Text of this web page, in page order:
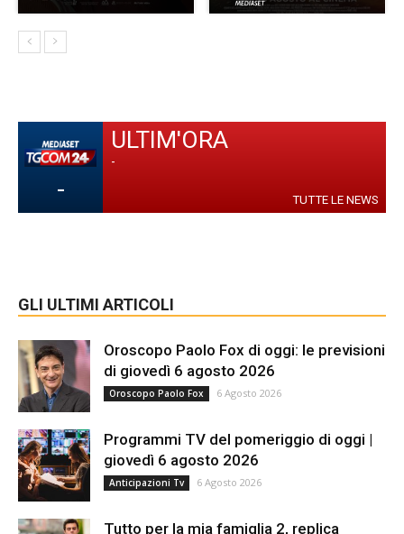
-
ULTIM'ORA
-
TUTTE LE NEWS
GLI ULTIMI ARTICOLI
Oroscopo Paolo Fox di oggi: le previsioni
di giovedì 6 agosto 2026
Oroscopo Paolo Fox 6 Agosto 2026
Programmi TV del pomeriggio di oggi |
giovedì 6 agosto 2026
Anticipazioni Tv 6 Agosto 2026
Tutto per la mia famiglia 2, replica